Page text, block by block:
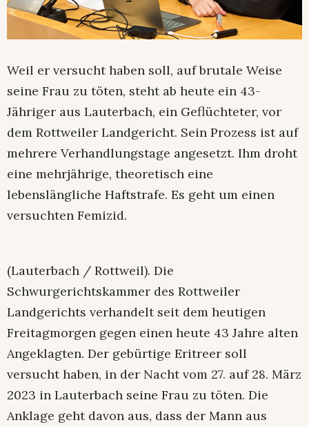
Weil er versucht haben soll, auf brutale Weise
seine Frau zu töten, steht ab heute ein 43-
Jähriger aus Lauterbach, ein Geflüchteter, vor
dem Rottweiler Landgericht. Sein Prozess ist auf
mehrere Verhandlungstage angesetzt. Ihm droht
eine mehrjährige, theoretisch eine
lebenslängliche Haftstrafe. Es geht um einen
versuchten Femizid.
(Lauterbach / Rottweil). Die
Schwurgerichtskammer des Rottweiler
Landgerichts verhandelt seit dem heutigen
Freitagmorgen gegen einen heute 43 Jahre alten
Angeklagten. Der gebürtige Eritreer soll
versucht haben, in der Nacht vom 27. auf 28. März
2023 in Lauterbach seine Frau zu töten. Die
Anklage geht davon aus, dass der Mann aus